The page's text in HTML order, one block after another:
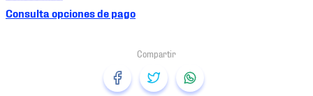
Consulta opciones de pago